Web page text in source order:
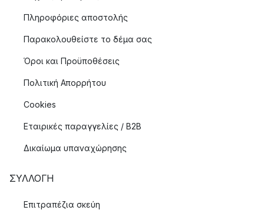
Πληροφόριες αποστολής
Παρακολουθείστε το δέμα σας
Όροι και Προϋποθέσεις
Πολιτική Απορρήτου
Cookies
Εταιρικές παραγγελίες / B2B
Δικαίωμα υπαναχώρησης
ΣΥΛΛΟΓΉ
Επιτραπέζια σκεύη